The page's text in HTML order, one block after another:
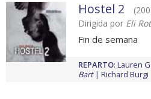
Hostel 2
Dirigida por Eli
Fin de semana
REPARTO: Lauren
Bart
Richard Burgi